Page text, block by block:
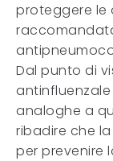
proteggere le
Dal punto di
antinfluenzale
analoghe a
ribadire che
per prevenire